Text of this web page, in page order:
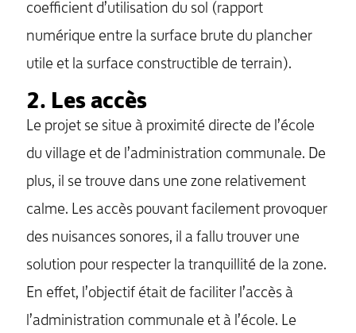
MENU
coefficient d’utilisation du sol (rapport
numérique entre la surface brute du plancher
utile et la surface constructible de terrain).
2. Les accès
Le projet se situe à proximité directe de l’école
du village et de l’administration communale. De
plus, il se trouve dans une zone relativement
calme. Les accès pouvant facilement provoquer
des nuisances sonores, il a fallu trouver une
solution pour respecter la tranquillité de la zone.
En effet, l’objectif était de faciliter l’accès à
l’administration communale et à l’école. Le